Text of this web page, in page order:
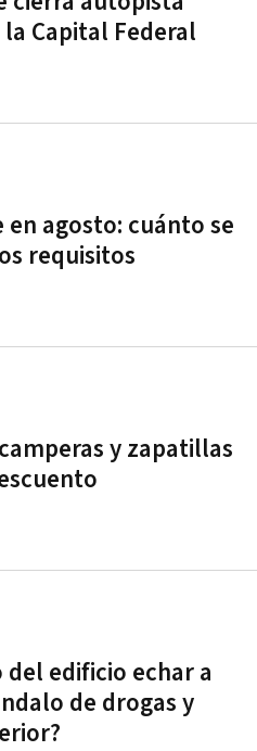
Capital Federal
agosto: cuánto se
requisitos
y zapatillas
del edificio echar a
de drogas y